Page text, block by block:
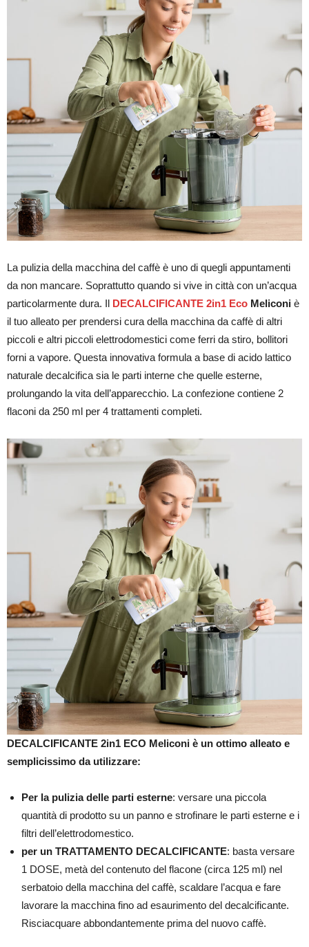
La pulizia della macchina del caffè è uno di quegli appuntamenti
da non mancare. Soprattutto quando si vive in città con un’acqua
particolarmente dura. Il DECALCIFICANTE 2in1 Eco Meliconi è
il tuo alleato per prendersi cura della macchina da caffè di altri
piccoli e altri piccoli elettrodomestici come ferri da stiro, bollitori
forni a vapore. Questa innovativa formula a base di acido lattico
naturale decalcifica sia le parti interne che quelle esterne,
prolungando la vita dell’apparecchio. La confezione contiene 2
flaconi da 250 ml per 4 trattamenti completi.
DECALCIFICANTE 2in1 ECO Meliconi è un ottimo alleato e
semplicissimo da utilizzare:
Per la pulizia delle parti esterne: versare una piccola
quantità di prodotto su un panno e strofinare le parti esterne e i
filtri dell’elettrodomestico.
per un TRATTAMENTO DECALCIFICANTE: basta versare
1 DOSE, metà del contenuto del flacone (circa 125 ml) nel
serbatoio della macchina del caffè, scaldare l’acqua e fare
lavorare la macchina fino ad esaurimento del decalcificante.
Risciacquare abbondantemente prima del nuovo caffè.